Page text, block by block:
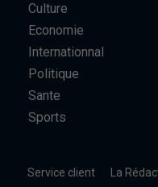
Culture
Economie
Internationnal
Politique
Sante
Sports
Service client La